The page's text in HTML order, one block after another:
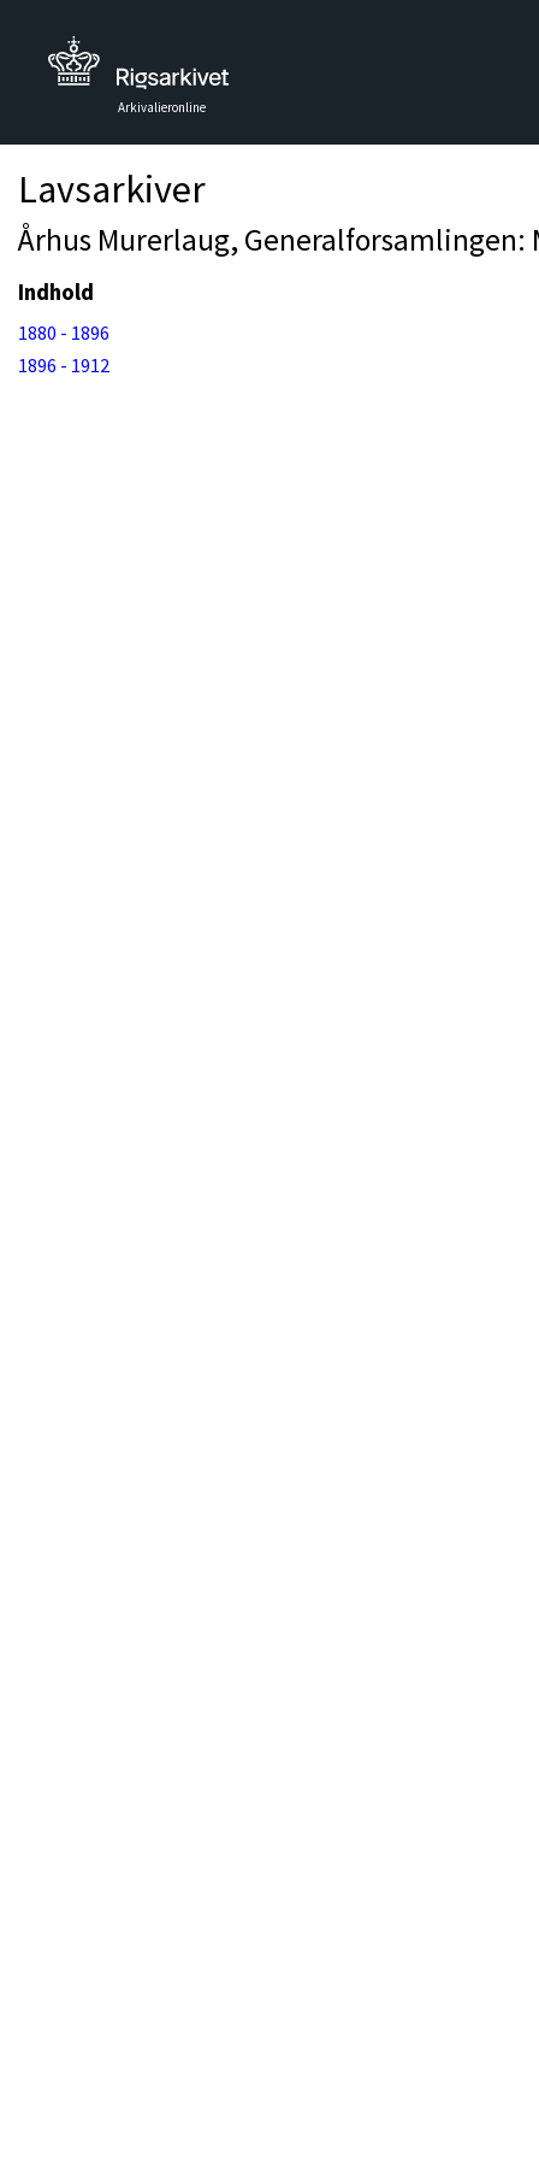
Arkivalieronline
Lavsarkiver
Århus Murerlaug, Generalforsamlingen:
Indhold
1880 - 1896
1896 - 1912